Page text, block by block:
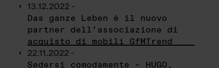
13.12.2022 -
Das ganze Leben è il nuovo
partner dell’associazione di
acquisto di mobili GfMTrend
22.11.2022 -
Sedersi comodamente – HUGO,